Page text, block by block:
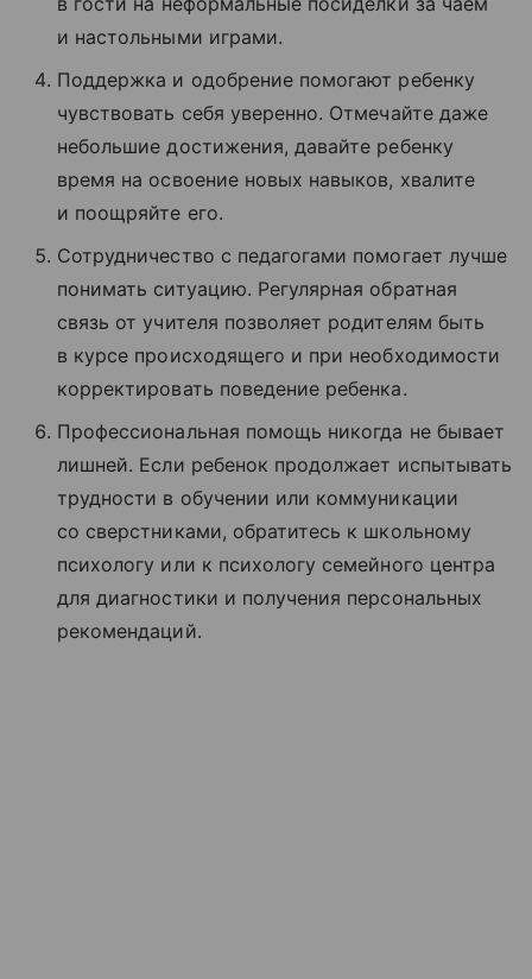
и настольными играми.
Поддержка и одобрение помогают ребенку
чувствовать себя уверенно. Отмечайте даже
небольшие достижения, давайте ребенку
время на освоение новых навыков, хвалите
и поощряйте его.
Сотрудничество с педагогами помогает лучше
понимать ситуацию. Регулярная обратная
связь от учителя позволяет родителям быть
в курсе происходящего и при необходимости
корректировать поведение ребенка.
Профессиональная помощь никогда не бывает
лишней. Если ребенок продолжает испытывать
трудности в обучении или коммуникации
со сверстниками, обратитесь к школьному
психологу или к психологу семейного центра
для диагностики и получения персональных
рекомендаций.